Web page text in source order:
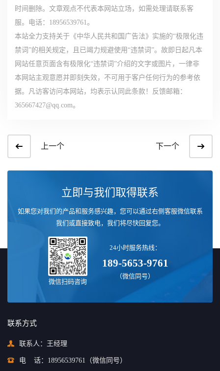
时间删除。文章观点不代表本网站立场，如需处理请联系客
服。电话：18956539761。
本站全力支持关于《中华人民共和国广告法》实施的“极限化违
禁词”的相关规定，且已竭力规避使用“违禁词”。故即日起凡本
网站任意页面含有极限化“违禁词”介绍的文字或图片，一律非
本网站主观意愿并即刻失效，不可用于客户任何行为的参考依
据。凡访客访问本网站，均表示认同此条款！反馈邮箱：
365667427@qq.com。
上一个 下一个
立即与我们取得联系
如果您对我们的产品和服务感兴趣，您可以通过右侧客服微信联系
我们或直接致电，我们将尽快回复您。
微信扫码咨询
24小时服务热线：
189-5653-9761
（微信同号）
>
联系方式
联系人：王经理
电 话： 18956539761 （微信同号）